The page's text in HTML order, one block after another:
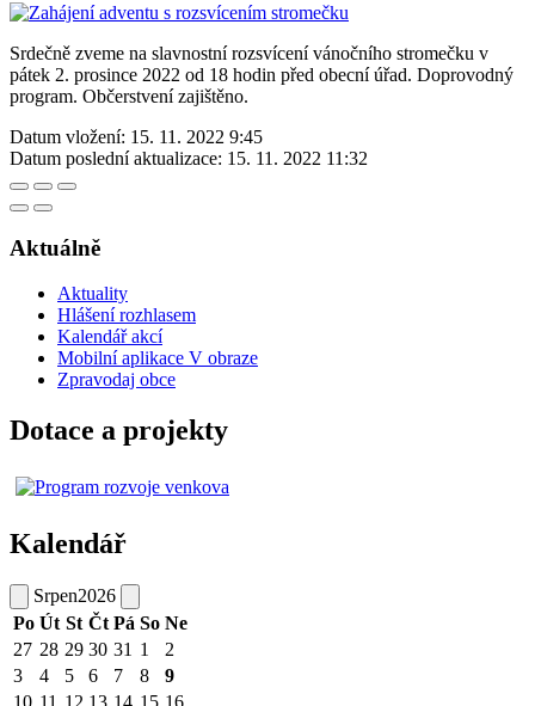
Srdečně zveme na slavnostní rozsvícení vánočního stromečku v
pátek 2. prosince 2022 od 18 hodin před obecní úřad. Doprovodný
program. Občerstvení zajištěno.
Datum vložení: 15. 11. 2022 9:45
Datum poslední aktualizace: 15. 11. 2022 11:32
Aktuálně
Aktuality
Hlášení rozhlasem
Kalendář akcí
Mobilní aplikace V obraze
Zpravodaj obce
Dotace a projekty
Kalendář
Srpen2026
Po Út St Čt Pá So Ne
27 28 29 30 31 1
2
3
4 5 6 7 8
9
10 11 12 13 14 15 16